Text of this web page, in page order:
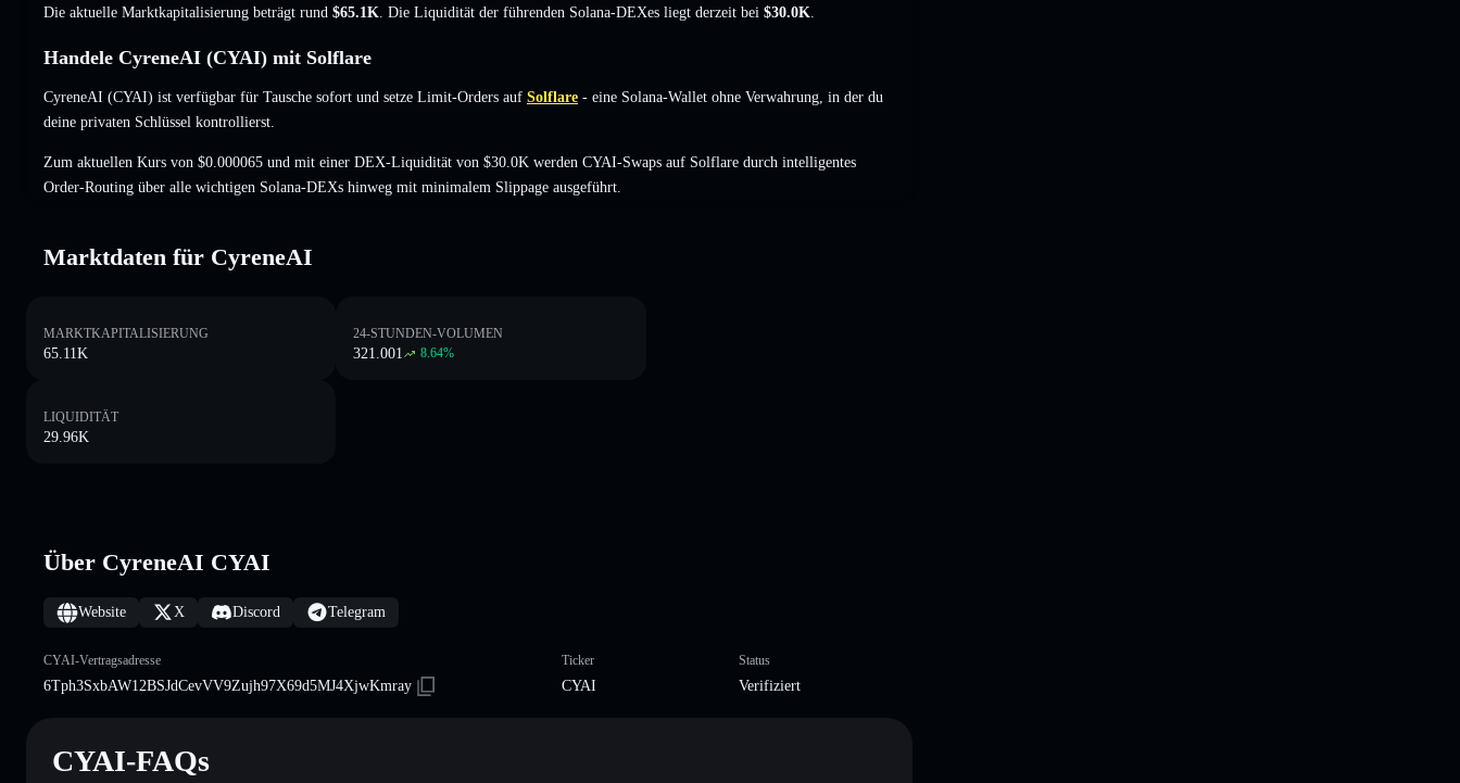
Die aktuelle Marktkapitalisierung beträgt rund $65.1K . Die Liquidität der führenden Solana-DEXes liegt derzeit bei $30.0K
Handele CyreneAI (CYAI) mit Solflare
CyreneAI (CYAI) ist verfügbar für Tausche sofort und setze Limit-Orders auf Solflare - eine Solana-Wallet ohne Verwahrung, in der du
deine privaten Schlüssel kontrollierst.
Zum aktuellen Kurs von $0.000065 und mit einer DEX-Liquidität von $30.0K werden CYAI-Swaps auf Solflare durch intelligentes
Order-Routing über alle wichtigen Solana-DEXs hinweg mit minimalem Slippage ausgeführt.
Marktdaten für CyreneAI
MARKTKAPITALISIERUNG
65.11K
24-STUNDEN-VOLUMEN
321.001 8.64%
LIQUIDITÄT
29.96K
Über CyreneAI CYAI
Website X Discord Telegram
CYAI-Vertragsadresse
6Tph3SxbAW12BSJdCevVV9Zujh97X69d5MJ4XjwKmray
Ticker
CYAI
Status
Verifiziert
CYAI-FAQs